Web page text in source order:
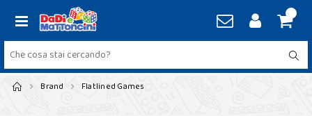
Brand Flatlined Games